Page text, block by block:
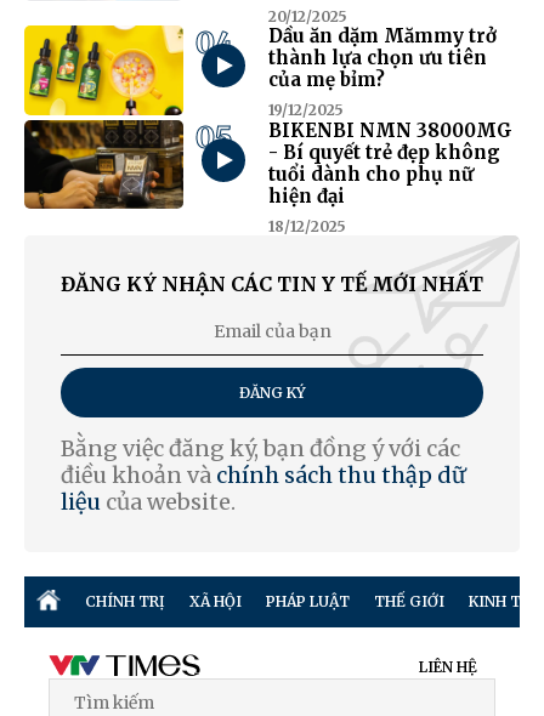
20/12/2025
04
Dầu ăn dặm Mămmy trở
thành lựa chọn ưu tiên
của mẹ bỉm?
19/12/2025
05
BIKENBI NMN 38000MG
- Bí quyết trẻ đẹp không
tuổi dành cho phụ nữ
hiện đại
18/12/2025
ĐĂNG KÝ NHẬN CÁC TIN Y TẾ MỚI NHẤT
ĐĂNG KÝ
Bằng việc đăng ký, bạn đồng ý với các
điều khoản và chính sách thu thập dữ
liệu của website.
CHÍNH TRỊ XÃ HỘI PHÁP LUẬT THẾ GIỚI KINH TẾ
LIÊN HỆ